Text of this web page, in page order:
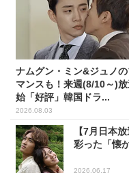
ナムグン・ミン&ジュノの
マンスも！来週(8/10～)放
始「好評」韓国ドラ...
2026.08.03
【7月日本
彩った「懐
2026.06.17